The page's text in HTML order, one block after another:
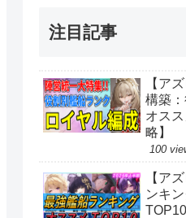
注目記事
【ア
構築
オス
略】
100
【ア
ンキ